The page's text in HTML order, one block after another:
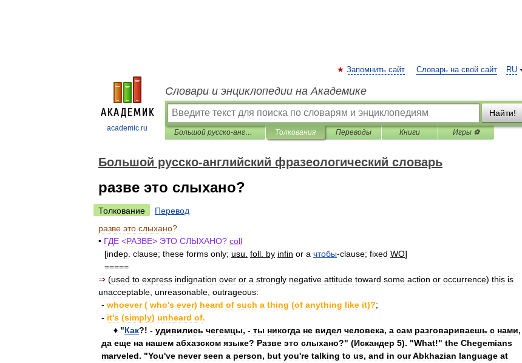
academic.ru
RU
Запомнить сайт Словарь на свой сайт
Словари и энциклопедии на Академике
Найти!
Большой русско-английский фразеологический словарь Толкования Переводы Книги Игры ⚽
Большой русско-английский фразеологический словарь
разве это слыхано?
Толкование
Перевод
разве это слыхано?
• ГДЕ <РАЗВЕ> ЭТО СЛЫХАНО? coll
[indep clause; these forms only; usu foll by infin or a чтобы-clause; fixed WO]
=====
⇒ (used to express indignation over or a strongly negative attitude toward some action or occurrence) this is
unacceptable unreasonable outrageous:
- whoever( who's ever) heard of such a thing (of anything like it)?;
- it's (simply) unheard of.
♦ "Как?! - удивились чегемцы, - ты никогда не видел человека, а сам разговариваешь с нами,
да еще на нашем абхазском языке? Разве это слыхано?" (Искандер 5). "What!" the Chegemians
marveled. "You've never seen a person, but you're talking to us, and in ourAbkhazian language at